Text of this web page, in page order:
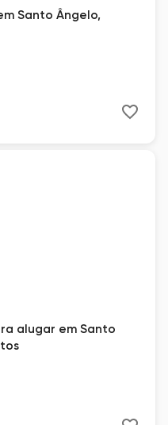
Santo Ângelo,
alugar em Santo